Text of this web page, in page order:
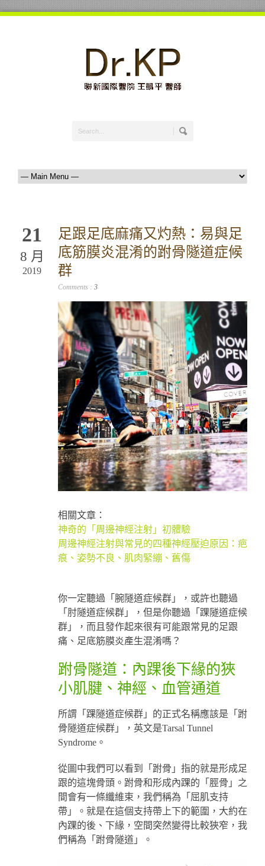
21
8 月
2019
足跟足底麻痛又灼熱：易與足
底筋膜炎混淆的跗骨隧道症候
群
Comments : 3
相關文章：
神奇的「周邊神經注射」初體驗
周邊神經注射與常見的四種神經壓迫原因：疤
痕、姿勢不良、肌肉緊繃、舊傷
你一定聽過「腕隧道症候群」，或許也聽過
「肘隧道症候群」，但是你聽過「踝隧道症候
群」，而且發作起來很有可能跟常見的足跟
痛、足底筋膜炎產生混淆嗎？
跗骨隧道：內踝後下緣的狹
小肌腱、神經、血管通道
所謂「踝隧道症候群」的正式名稱應該是「跗
骨隧道症候群」，英文是Tarsal Tunnel
Syndrome。
從圖中我們可以看到「跗骨」指的就是形成足
跟的這塊骨頭。跗骨和形成內踝的「脛骨」之
間會有一條纖維束，我們稱為「屈肌支持
帶」。就是在這個支持帶上下的範圍，大約在
內踝的後、下緣，空間突然變得比較狹窄，我
們稱為「跗骨隧道」。